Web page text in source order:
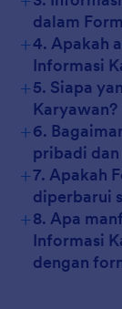
dalam
+4. Apakah
Informasi
+5. Siapa
Karyawan?
+6.
pribadi dan
+7. Apakah
diperbarui
+8. Apa
Informasi
dengan